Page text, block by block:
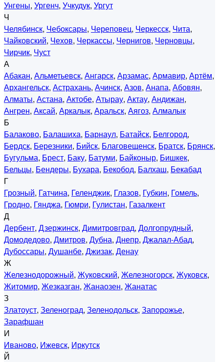
Унгены, Ургенч, Учкудук, Ургут
Ч
Челябинск, Чебоксары, Череповец, Черкесск, Чита,
Чайковский, Чехов, Черкассы, Чернигов, Черновцы,
Чирчик, Чуст
А
Абакан, Альметьевск, Ангарск, Арзамас, Армавир, Артём,
Архангельск, Астрахань, Ачинск, Азов, Анапа, Абовян,
Алматы, Астана, Актобе, Атырау, Актау, Андижан,
Ангрен, Аксай, Аркалык, Аральск, Аягоз, Алмалык
Б
Балаково, Балашиха, Барнаул, Батайск, Белгород,
Бердск, Березники, Бийск, Благовещенск, Братск, Брянск,
Бугульма, Брест, Баку, Батуми, Байконыр, Бишкек,
Бельцы, Бендеры, Бухара, Бекобод, Балхаш, Бекабад
Г
Грозный, Гатчина, Геленджик, Глазов, Губкин, Гомель,
Гродно, Гянджа, Гюмри, Гулистан, Газалкент
Д
Дербент, Дзержинск, Димитровград, Долгопрудный,
Домодедово, Дмитров, Дубна, Днепр, Джалал-Абад,
Дубоссары, Душанбе, Джизак, Денау
Ж
Железнодорожный, Жуковский, Железногорск, Жуковск,
Житомир, Жезказган, Жанаозен, Жанатас
З
Златоуст, Зеленоград, Зеленодольск, Запорожье,
Зарафшан
И
Иваново, Ижевск, Иркутск
Й